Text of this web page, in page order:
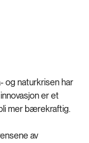
og naturkrisen har
er et
mer bærekraftig.
av